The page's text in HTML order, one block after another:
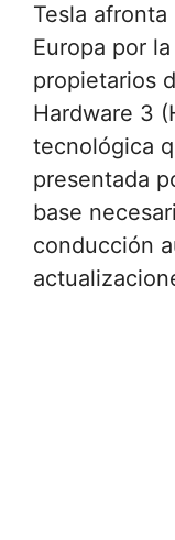
Tesla
Europa por
propietarios
Hardware 3
tecnológica
presentada
base
conducción